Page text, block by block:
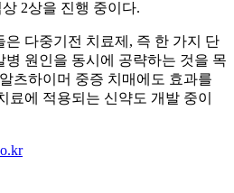
2상을 진행 중이다.
다중기전 치료제, 즉 한 가지 단
원인을 동시에 공략하는 것을 목
츠하이머 중증 치매에도 효과를
료에 적용되는 신약도 개발 중이